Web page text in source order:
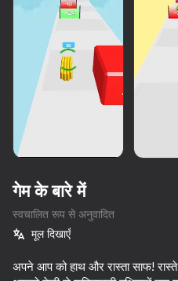
सभी मुफ्त। सभी आपके।
Draw Joust!
Cool Cars Run
गेम के बारे में
स्वचालित रूप से अनुवादित
मूल दिखाएँ
अपने आप को हाथ और रास्ता साफ!